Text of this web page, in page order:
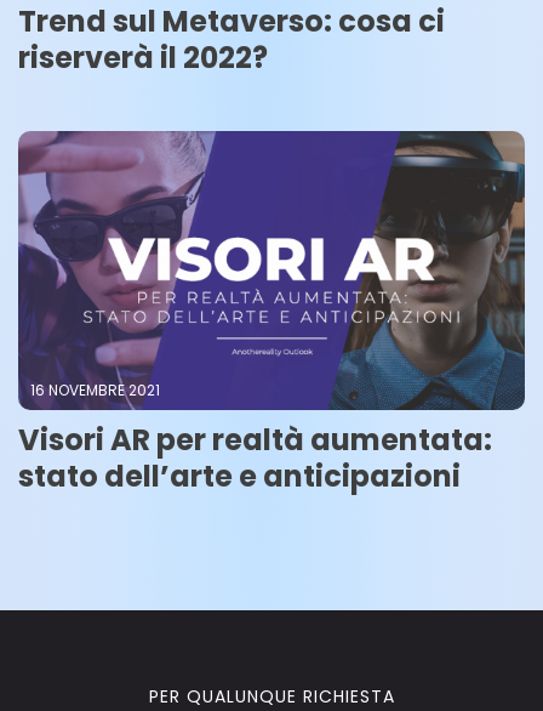
Trend sul Metaverso: cosa ci
riserverà il 2022?
16 NOVEMBRE 2021
Visori AR per realtà aumentata:
stato dell’arte e anticipazioni
PER QUALUNQUE RICHIESTA